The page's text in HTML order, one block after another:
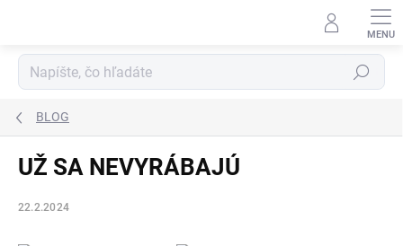
Hľadať
BLOG
UŽ SA NEVYRÁBAJÚ
22.2.2024